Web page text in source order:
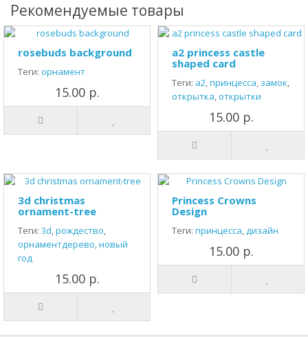
Рекомендуемые товары
rosebuds background
Теги: орнамент
15.00 р.
a2 princess castle
shaped card
Теги: а2,принцесса, замок,
открытка,открытки
15.00 р.
3d christmas
ornament-tree
Теги: 3d,рождество,
орнаментдерево,новый
год
15.00 р.
Princess Crowns
Design
Теги: принцесса,дизайн
15.00 р.